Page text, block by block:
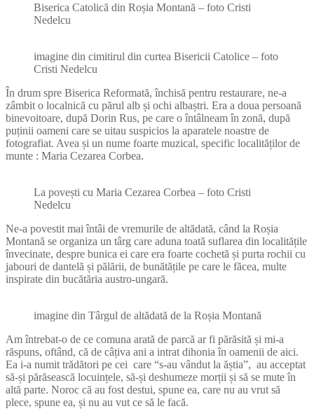
Biserica Catolică din Roșia Montană – foto Cristi
Nedelcu
imagine din cimitirul din curtea Bisericii Catolice – foto
Cristi Nedelcu
În drum spre Biserica Reformată, închisă pentru restaurare, ne-a
zâmbit o localnică cu părul alb și ochi albaștri. Era a doua persoană
binevoitoare, după Dorin Rus, pe care o întâlneam în zonă, după
puținii oameni care se uitau suspicios la aparatele noastre de
fotografiat. Avea și un nume foarte muzical, specific localităților de
munte : Maria Cezarea Corbea.
La povești cu Maria Cezarea Corbea – foto Cristi
Nedelcu
Ne-a povestit mai întâi de vremurile de altădată, când la Roșia
Montană se organiza un târg care aduna toată suflarea din localitățile
învecinate, despre bunica ei care era foarte cochetă și purta rochii cu
jabouri de dantelă și pălării, de bunătățile pe care le făcea, multe
inspirate din bucătăria austro-ungară.
imagine din Târgul de altădată de la Roșia Montană
Am întrebat-o de ce comuna arată de parcă ar fi părăsită și mi-a
răspuns, oftând, că de câțiva ani a intrat dihonia în oamenii de aici.
Ea i-a numit trădători pe cei care “s-au vândut la ăștia”, au acceptat
să-și părăsească locuințele, să-și deshumeze morții și să se mute în
altă parte. Noroc că au fost destui, spune ea, care nu au vrut să
plece, spune ea, și nu au vut ce să le facă.